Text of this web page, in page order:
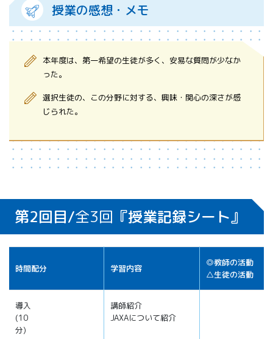
授業の感想・メモ
本年度は、第一希望の生徒が多く、安易な質問が少なか
った。
選択生徒の、この分野に対する、興味・関心の深さが感
じられた。
第2回目/全3回 『授業記録シート』
時間配分 学習内容
◎教師の活動
△生徒の活動
導入
(10
分)
講師紹介
JAXAについて紹介